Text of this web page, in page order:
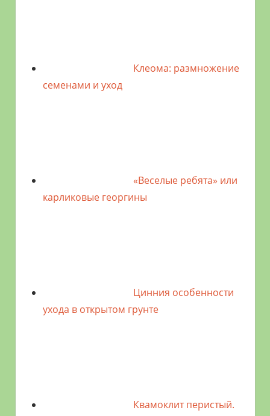
Клеома: размножение
семенами и уход
«Веселые ребята» или
карликовые георгины
Цинния особенности
ухода в открытом грунте
Квамоклит перистый.